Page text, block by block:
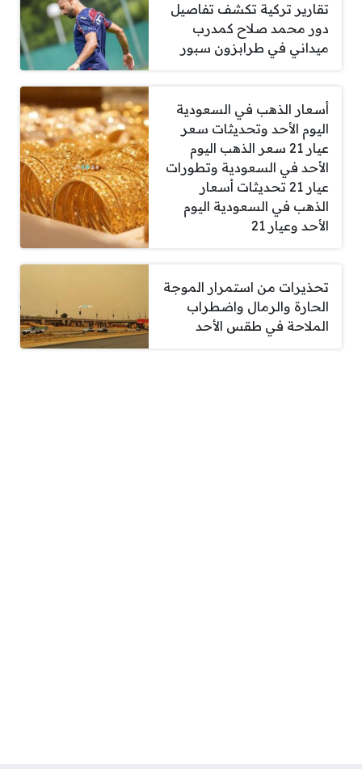
تقارير تركية تكشف تفاصيل
دور محمد صلاح كمدرب
ميداني في طرابزون سبور
أسعار الذهب في السعودية
اليوم الأحد وتحديثات سعر
عيار 21 سعر الذهب اليوم
الأحد في السعودية وتطورات
عيار 21 تحديثات أسعار
الذهب في السعودية اليوم
الأحد وعيار 21
تحذيرات من استمرار الموجة
الحارة والرمال واضطراب
الملاحة في طقس الأحد